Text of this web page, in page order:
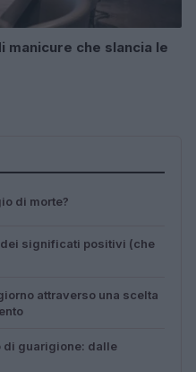
manicure che slancia le
di morte?
significati positivi (che
attraverso una scelta
di guarigione: dalle